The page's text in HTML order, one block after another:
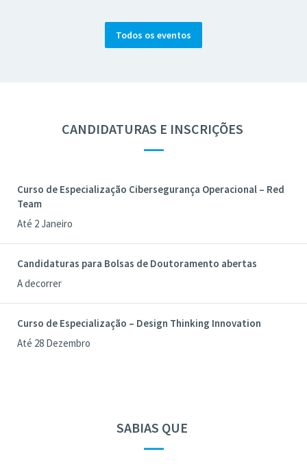
Todos os eventos
CANDIDATURAS E INSCRIÇÕES
—
Curso de Especialização Cibersegurança Operacional – Red
Team
Até 2 Janeiro
Candidaturas para Bolsas de Doutoramento abertas
A decorrer
Curso de Especialização – Design Thinking Innovation
Até 28 Dezembro
SABIAS QUE
—